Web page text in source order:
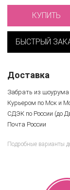
КУПИТЬ
БЫСТРЫЙ
Доставка
Забрать из шоурума
Курьером по Мск и
СДЭК по России (до
Почта России
Подробные варианты